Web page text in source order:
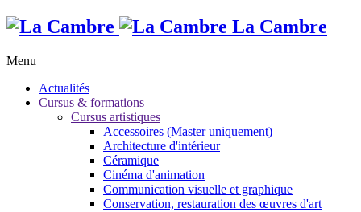
La Cambre
Menu
Actualités
Cursus & formations
Cursus artistiques
Accessoires (Master uniquement)
Architecture d'intérieur
Céramique
Cinéma d'animation
Communication visuelle et graphique
Conservation, restauration des œuvres d'art